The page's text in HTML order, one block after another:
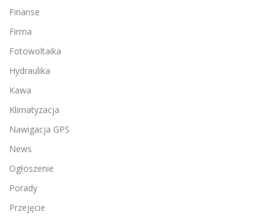
Finanse
Firma
Fotowoltaika
Hydraulika
Kawa
Klimatyzacja
Nawigacja GPS
News
Ogłoszenie
Porady
Przejęcie